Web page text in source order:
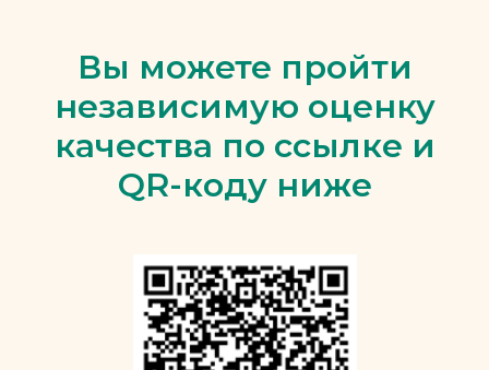
Вы можете пройти
независимую оценку
качества по ссылке и
QR-коду ниже